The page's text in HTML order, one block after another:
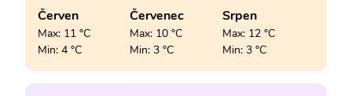
Červen
Max: 11 °C
Min: 4 °C
Červenec
Max: 10 °C
Min: 3 °C
Srpen
Max: 12 °C
Min: 3 °C